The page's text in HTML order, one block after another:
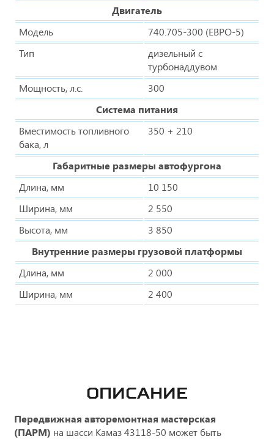
Двигатель
Модель
740.705-300 (ЕВРО-5)
Тип
дизельный с
турбонаддувом
Мощность, л.с.
300
Система питания
Вместимость топливного
бака, л
350 + 210
Габаритные размеры автофургона
Длина, мм
10 150
Ширина, мм
2 550
Высота, мм
3 850
Внутренние размеры грузовой платформы
Длина, мм
2 000
Ширина, мм
2 400
ОПИСАНИЕ
Передвижная авторемонтная мастерская
(ПАРМ) на шасси Камаз 43118-50 может быть